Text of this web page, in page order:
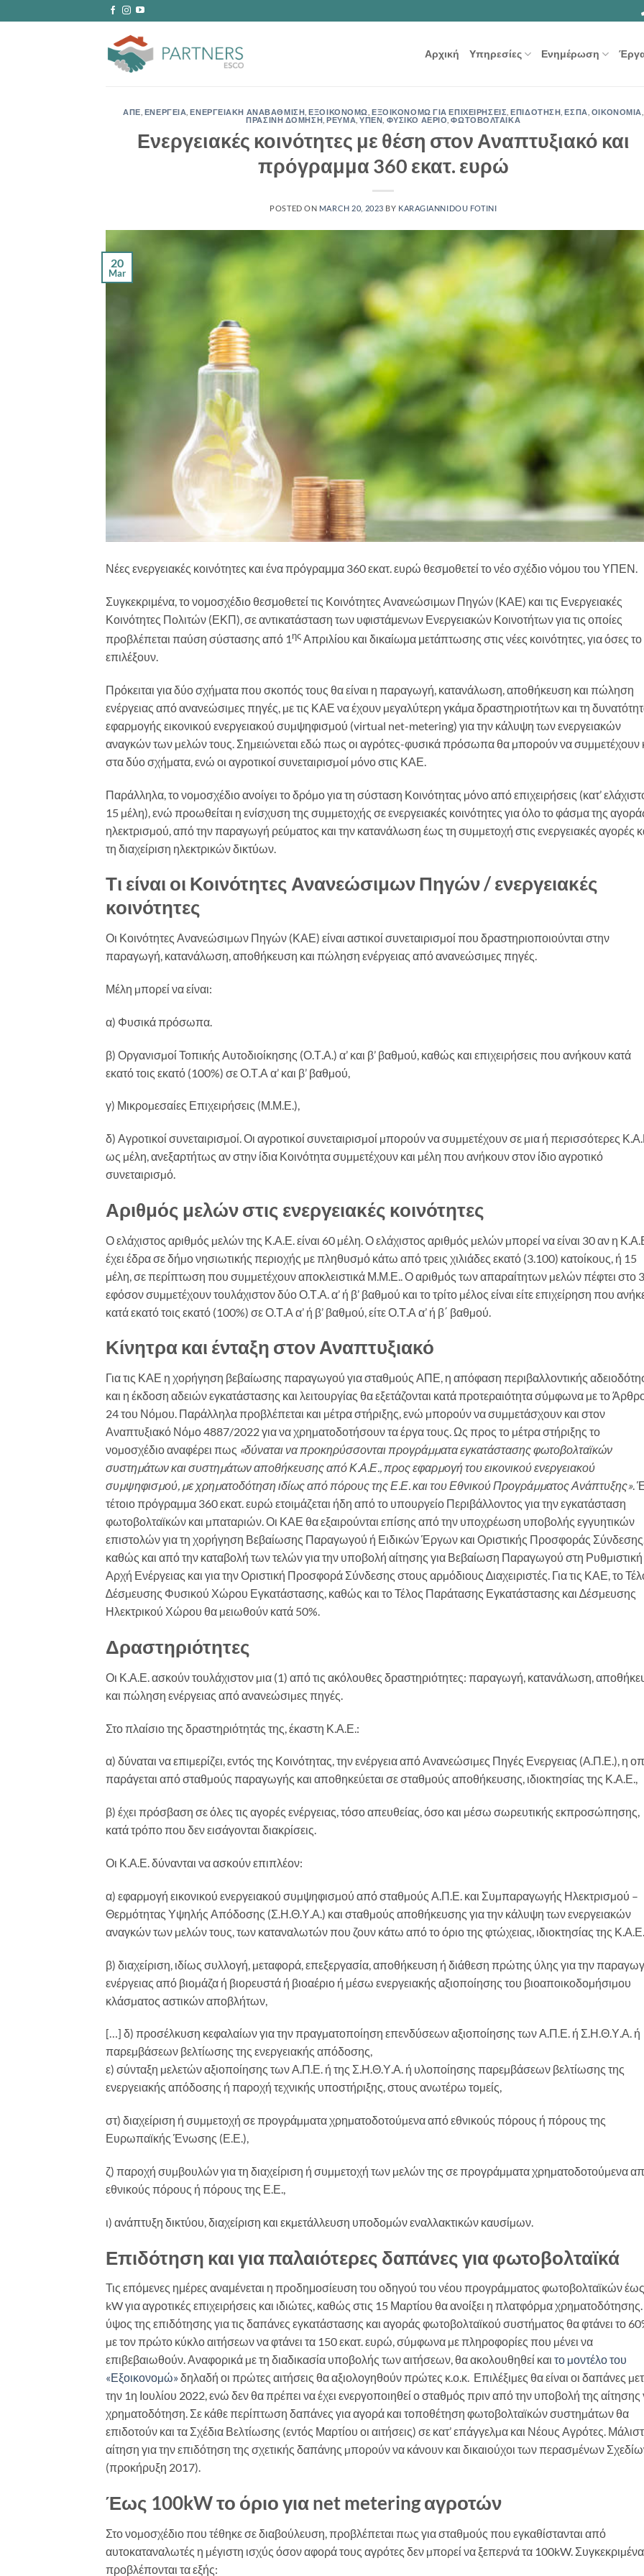
to
Αρχική Υπηρεσίες Ενημέρωση
ΑΠΕ ΕΝΕΡΓΕΙΑ ,ΕΝΕΡΓΕΙΑΚΗ ΑΝΑΒΑΘΜΙΣΗ ,ΕΞΟΙΚΟΝΟΜΩ ,ΕΞΟΙΚΟΝΟΜΩ ΓΙΑ ΕΠΙΧΕΙΡΗΣΕΙΣ ,ΕΠΙΔΟΤΗΣΗ ,ΕΣΠΑ ΟΙΚΟΝΟΜΙΑ
ΠΡΑΣΙΝΗ ΔΟΜΗΣΗ ,ΡΕΥΜΑ ,ΥΠΕΝ ΦΥΣΙΚΟ ΑΕΡΙΟ ,ΦΩΤΟΒΟΛΤΑΙΚΑ
Ενεργειακές κοινότητες με θέση στον Αναπτυξιακό και
πρόγραμμα 360 εκατ. ευρώ
POSTED ON MARCH 20, 2023 BY KARAGIANNIDOU FOTINI
20
Mar
Νέες ενεργειακές κοινότητες και ένα πρόγραμμα 360 εκατ. ευρώ θεσμοθετεί το νέο σχέδιο νόμου του ΥΠΕΝ.
Συγκεκριμένα, το νομοσχέδιο θεσμοθετεί τις Κοινότητες Ανανεώσιμων Πηγών (ΚΑΕ) και τις Ενεργειακές
Κοινότητες Πολιτών (ΕΚΠ), σε αντικατάσταση των υφιστάμενων Ενεργειακών Κοινοτήτων για τις οποίες
προβλέπεται παύση σύστασης από 1ηςΑπριλίου και δικαίωμα μετάπτωσης στις νέες κοινότητες, για όσες το
επιλέξουν.
Πρόκειται για δύο σχήµατα που σκοπός τους θα είναι η παραγωγή, κατανάλωση, αποθήκευση και πώληση
ενέργειας από ανανεώσιµες πηγές, µε τις ΚΑΕ να έχουν µεγαλύτερη γκάµα δραστηριοτήτων και τη
εφαρµογής εικονικού ενεργειακού συµψηφισµού (virtual net-metering) για την κάλυψη των ενεργειακών
αναγκών των µελών τους. Σηµειώνεται εδώ πως οι αγρότες-φυσικά πρόσωπα θα µπορούν να συµµετέχουν
στα δύο σχήµατα, ενώ οι αγροτικοί συνεταιρισµοί µόνο στις ΚΑΕ.
Παράλληλα, το νοµοσχέδιο ανοίγει το δρόµο για τη σύσταση Κοινότητας µόνο από επιχειρήσεις (κατ’
15 µέλη), ενώ προωθείται η ενίσχυση της συµµετοχής σε ενεργειακές κοινότητες για όλο το φάσµα της
ηλεκτρισµού, από την παραγωγή ρεύµατος και την κατανάλωση έως τη συµµετοχή στις ενεργειακές αγορές
τη διαχείριση ηλεκτρικών δικτύων.
Τι είναι οι Κοινότητες Ανανεώσιμων Πηγών / ενεργειακές
κοινότητες
Οι Κοινότητες Ανανεώσιµων Πηγών (ΚΑΕ) είναι αστικοί συνεταιρισµοί που δραστηριοποιούνται στην
παραγωγή, κατανάλωση, αποθήκευση και πώληση ενέργειας από ανανεώσιµες πηγές.
Μέλη µπορεί να είναι:
α) Φυσικά πρόσωπα.
β) Οργανισµοί Τοπικής Αυτοδιοίκησης (Ο.Τ.Α.) α’ και β’ βαθµού, καθώς και επιχειρήσεις που ανήκουν κατά
εκατό τοις εκατό (100%) σε Ο.Τ.Α α’ και β’ βαθµού,
γ) Μικροµεσαίες Επιχειρήσεις (Μ.Μ.Ε.),
δ) Αγροτικοί συνεταιρισµοί. Οι αγροτικοί συνεταιρισµοί µπορούν να συµµετέχουν σε µια ή περισσότερες
ως µέλη, ανεξαρτήτως αν στην ίδια Κοινότητα συµµετέχουν και µέλη που ανήκουν στον ίδιο αγροτικό
συνεταιρισµό.
Αριθμός μελών στις ενεργειακές κοινότητες
Ο ελάχιστος αριθµός µελών της Κ.Α.Ε. είναι 60 µέλη. Ο ελάχιστος αριθµός µελών µπορεί να είναι 30 αν η
έχει έδρα σε δήµο νησιωτικής περιοχής µε πληθυσµό κάτω από τρεις χιλιάδες εκατό (3.100) κατοίκους, ή 15
µέλη, σε περίπτωση που συµµετέχουν αποκλειστικά Μ.Μ.Ε.. Ο αριθµός των απαραίτητων µελών πέφτει στο 3,
εφόσον συµµετέχουν τουλάχιστον δύο Ο.Τ.Α. α’ ή β’ βαθµού και το τρίτο µέλος είναι είτε επιχείρηση που
κατά εκατό τοις εκατό (100%) σε Ο.Τ.Α α’ ή β’ βαθµού, είτε Ο.Τ.Α α’ ή β΄ βαθµού.
Κίνητρα και ένταξη στον Αναπτυξιακό
Για τις ΚΑΕ η χορήγηση βεβαίωσης παραγωγού για σταθµούς ΑΠΕ, η απόφαση περιβαλλοντικής
και η έκδοση αδειών εγκατάστασης και λειτουργίας θα εξετάζονται κατά προτεραιότητα σύµφωνα µε το
24 του Νόµου. Παράλληλα προβλέπεται και µέτρα στήριξης, ενώ µπορούν να συµµετάσχουν και στον
Αναπτυξιακό Νόµο 4887/2022 για να χρηµατοδοτήσουν τα έργα τους. Ως προς το µέτρα στήριξης το
νοµοσχέδιο αναφέρει πως «δύναται να προκηρύσσονται προγράµµατα εγκατάστασης φωτοβολταϊκών
συστηµάτων και συστηµάτων αποθήκευσης από Κ.Α.Ε., προς εφαρµογή του εικονικού ενεργειακού
συµψηφισµού, µε χρηµατοδότηση ιδίως από πόρους της Ε.Ε. και του Εθνικού Προγράµµατος Ανάπτυξης».
τέτοιο πρόγραµµα 360 εκατ. ευρώ ετοιµάζεται ήδη από το υπουργείο Περιβάλλοντος για την εγκατάσταση
φωτοβολταϊκών και µπαταριών. Οι ΚΑΕ θα εξαιρούνται επίσης από την υποχρέωση υποβολής εγγυητικών
επιστολών για τη χορήγηση Βεβαίωσης Παραγωγού ή Ειδικών Έργων και Οριστικής Προσφοράς
καθώς και από την καταβολή των τελών για την υποβολή αίτησης για Βεβαίωση Παραγωγού στη Ρυθµιστική
Αρχή Ενέργειας και για την Οριστική Προσφορά Σύνδεσης στους αρµόδιους ∆ιαχειριστές. Για τις ΚΑΕ, το
∆έσµευσης Φυσικού Χώρου Εγκατάστασης, καθώς και το Τέλος Παράτασης Εγκατάστασης και ∆έσµευσης
Ηλεκτρικού Χώρου θα µειωθούν κατά 50%.
Δραστηριότητες
Οι Κ.Α.Ε. ασκούν τουλάχιστον µια (1) από τις ακόλουθες δραστηριότητες: παραγωγή, κατανάλωση,
και πώληση ενέργειας από ανανεώσιµες πηγές.
Στο πλαίσιο της δραστηριότητάς της, έκαστη Κ.Α.Ε.:
α) δύναται να επιµερίζει, εντός της Κοινότητας, την ενέργεια από Ανανεώσιµες Πηγές Ενεργειας (Α.Π.Ε.), η
παράγεται από σταθµούς παραγωγής και αποθηκεύεται σε σταθµούς αποθήκευσης, ιδιοκτησίας της Κ.Α.Ε.,
β) έχει πρόσβαση σε όλες τις αγορές ενέργειας, τόσο απευθείας, όσο και µέσω σωρευτικής εκπροσώπησης,
κατά τρόπο που δεν εισάγονται διακρίσεις.
Οι Κ.Α.Ε. δύνανται να ασκούν επιπλέον:
α) εφαρµογή εικονικού ενεργειακού συµψηφισµού από σταθµούς Α.Π.Ε. και Συµπαραγωγής Ηλεκτρισµού –
Θερµότητας Υψηλής Απόδοσης (Σ.Η.Θ.Υ.Α.) και σταθµούς αποθήκευσης για την κάλυψη των ενεργειακών
αναγκών των µελών τους, των καταναλωτών που ζουν κάτω από το όριο της φτώχειας, ιδιοκτησίας της
β) διαχείριση, ιδίως συλλογή, µεταφορά, επεξεργασία, αποθήκευση ή διάθεση πρώτης ύλης για την
ενέργειας από βιοµάζα ή βιορευστά ή βιοαέριο ή µέσω ενεργειακής αξιοποίησης του βιοαποικοδοµήσιµου
κλάσµατος αστικών αποβλήτων,
[…] δ) προσέλκυση κεφαλαίων για την πραγµατοποίηση επενδύσεων αξιοποίησης των Α.Π.Ε. ή Σ.Η.Θ.Υ.Α. ή
παρεµβάσεων βελτίωσης της ενεργειακής απόδοσης,
ε) σύνταξη µελετών αξιοποίησης των Α.Π.Ε. ή της Σ.Η.Θ.Υ.Α. ή υλοποίησης παρεµβάσεων βελτίωσης της
ενεργειακής απόδοσης ή παροχή τεχνικής υποστήριξης, στους ανωτέρω τοµείς,
στ) διαχείριση ή συµµετοχή σε προγράµµατα χρηµατοδοτούµενα από εθνικούς πόρους ή πόρους της
Ευρωπαϊκής Ένωσης (Ε.Ε.),
ζ) παροχή συµβουλών για τη διαχείριση ή συµµετοχή των µελών της σε προγράµµατα χρηµατοδοτούµενα
εθνικούς πόρους ή πόρους της Ε.Ε.,
ι) ανάπτυξη δικτύου, διαχείριση και εκµετάλλευση υποδοµών εναλλακτικών καυσίµων.
Επιδότηση και για παλαιότερες δαπάνες για φωτοβολταϊκά
Τις επόμενες ημέρες αναμένεται η προδημοσίευση του οδηγού του νέου προγράµµατος φωτοβολταϊκών
kW για αγροτικές επιχειρήσεις και ιδιώτες, καθώς στις 15 Μαρτίου θα ανοίξει η πλατφόρµα
ύψος της επιδότησης για τις δαπάνες εγκατάστασης και αγοράς φωτοβολταϊκού συστήµατος θα φτάνει το
µε τον πρώτο κύκλο αιτήσεων να φτάνει τα 150 εκατ. ευρώ, σύµφωνα µε πληροφορίες που µένει να
επιβεβαιωθούν. Αναφορικά µε τη διαδικασία υποβολής των αιτήσεων, θα ακολουθηθεί και το µοντέλο του
«Εξοικονοµώ»δηλαδή οι πρώτες αιτήσεις θα αξιολογηθούν πρώτες κ.ο.κ. Επιλέξιµες θα είναι οι δαπάνες
την 1η Ιουλίου 2022, ενώ δεν θα πρέπει να έχει ενεργοποιηθεί ο σταθµός πριν από την υποβολή της αίτησης
χρηµατοδότηση. Σε κάθε περίπτωση δαπάνες για αγορά και τοποθέτηση φωτοβολταϊκών συστηµάτων θα
επιδοτούν και τα Σχέδια Βελτίωσης (εντός Μαρτίου οι αιτήσεις) σε κατ’ επάγγελµα και Νέους Αγρότες.
αίτηση για την επιδότηση της σχετικής δαπάνης µπορούν να κάνουν και δικαιούχοι των περασµένων
(προκήρυξη 2017).
Έως 100kW το όριο για net metering αγροτών
Στο νοµοσχέδιο που τέθηκε σε διαβούλευση, προβλέπεται πως για σταθµούς που εγκαθίστανται από
αυτοκαταναλωτές η µέγιστη ισχύς όσον αφορά τους αγρότες δεν µπορεί να ξεπερνά τα 100kW. Συγκεκριµένα
προβλέπονται τα εξής: